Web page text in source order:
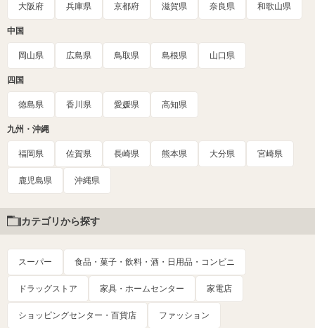
大阪府 兵庫県 京都府 滋賀県 奈良県 和歌山県
中国
岡山県 広島県 鳥取県 島根県 山口県
四国
徳島県 香川県 愛媛県 高知県
九州・沖縄
福岡県 佐賀県 長崎県 熊本県 大分県 宮崎県
鹿児島県 沖縄県
カテゴリから探す
スーパー 食品・菓子・飲料・酒・日用品・コンビニ
ドラッグストア 家具・ホームセンター 家電店
ショッピングセンター・百貨店 ファッション